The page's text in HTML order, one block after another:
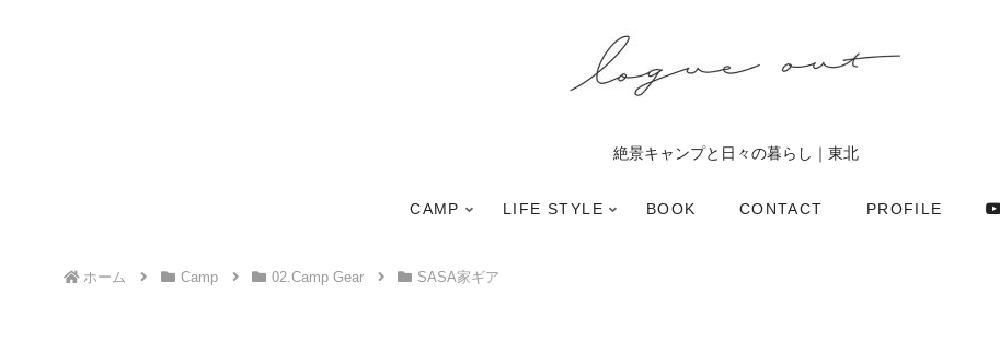
絶景キャンプと日々の暮らし｜東北
CAMP LIFE STYLE BOOK CONTACT PROFILE
ホーム Camp 02.Camp Gear SASA家ギア